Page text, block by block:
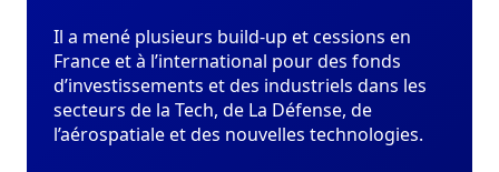
Il a mené plusieurs build-up et cessions en
France et à l’international pour des fonds
d’investissements et des industriels dans les
secteurs de la Tech, de La Défense, de
l’aérospatiale et des nouvelles technologies.